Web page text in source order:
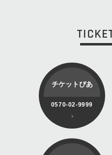
チケットぴあ
0570-02-9999